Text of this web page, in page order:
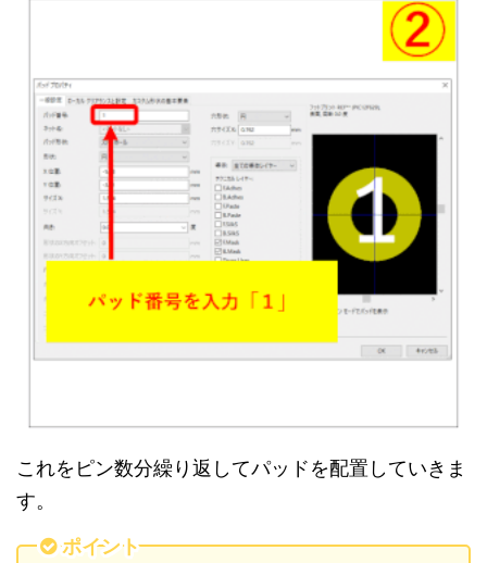
これをピン数分繰り返してパッドを配置していきま
す。
ポイント